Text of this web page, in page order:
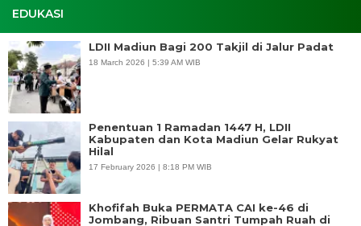
EDUKASI
LDII Madiun Bagi 200 Takjil di Jalur Padat
18 March 2026 | 5:39 AM WIB
Penentuan 1 Ramadan 1447 H, LDII
Kabupaten dan Kota Madiun Gelar Rukyat
Hilal
17 February 2026 | 8:18 PM WIB
Khofifah Buka PERMATA CAI ke-46 di
Jombang, Ribuan Santri Tumpah Ruah di